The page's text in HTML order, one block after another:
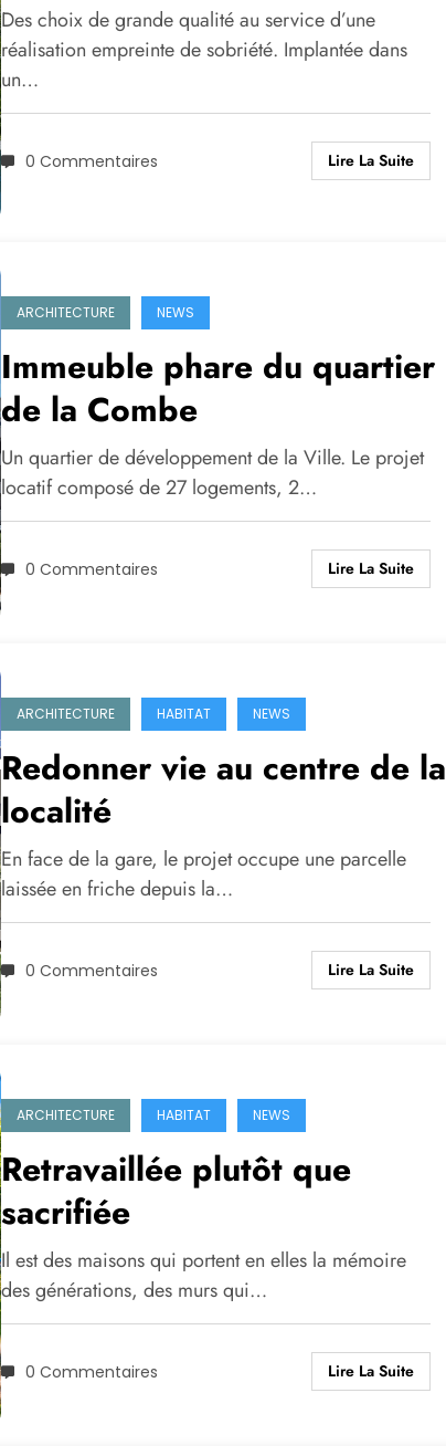
Des choix de grande qualité au service d’une
réalisation empreinte de sobriété. Implantée dans
un…
0 Commentaires Lire La Suite
ARCHITECTURE NEWS
Immeuble phare du quartier
de la Combe
Un quartier de développement de la Ville. Le projet
locatif composé de 27 logements, 2…
0 Commentaires Lire La Suite
ARCHITECTURE HABITAT NEWS
Redonner vie au centre de la
localité
En face de la gare, le projet occupe une parcelle
laissée en friche depuis la…
0 Commentaires Lire La Suite
ARCHITECTURE HABITAT NEWS
Retravaillée plutôt que
sacrifiée
Il est des maisons qui portent en elles la mémoire
des générations, des murs qui…
0 Commentaires Lire La Suite